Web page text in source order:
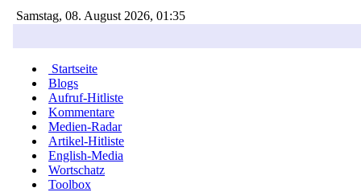
Samstag, 08. August 2026, 01:35
Startseite
Blogs
Aufruf-Hitliste
Kommentare
Medien-Radar
Artikel-Hitliste
English-Media
Wortschatz
Toolbox